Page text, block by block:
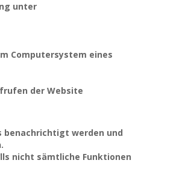
unter
Computersystem eines
der Website
benachrichtigt werden und
nicht sämtliche Funktionen